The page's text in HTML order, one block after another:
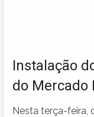
Instalação
do Mercado
Nesta terça-feira,